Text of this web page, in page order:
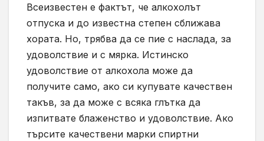
Всеизвестен е фактът, че алкохолът
отпуска и до известна степен сближава
хората. Но, трябва да се пие с наслада, за
удоволствие и с мярка. Истинско
удоволствие от алкохола може да
получите само, ако си купувате качествен
такъв, за да може с всяка глътка да
изпитвате блаженство и удоволствие. Ако
търсите качествени марки спиртни